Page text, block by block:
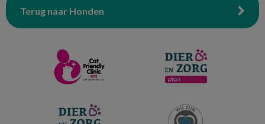
Terug naar Honden